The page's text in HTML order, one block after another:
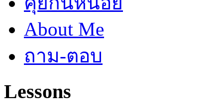
About Me
ถาม-ตอบ
Lessons